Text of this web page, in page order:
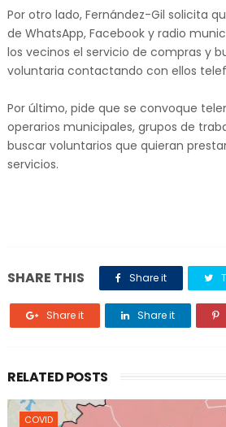
Por otro lado, Fernández-Gil solicita
de WhatsApp, Facebook y radio
los vecinos el servicio de compras y
voluntaria contactando con ellos
Por último, pide que se convoque
operarios municipales, grupos de
buscar voluntarios que quieran
servicios.
SHARE THIS Share it
Share it Share it
RELATED POSTS
COVID